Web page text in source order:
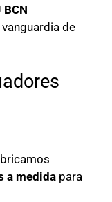
BCN
de
a medida para